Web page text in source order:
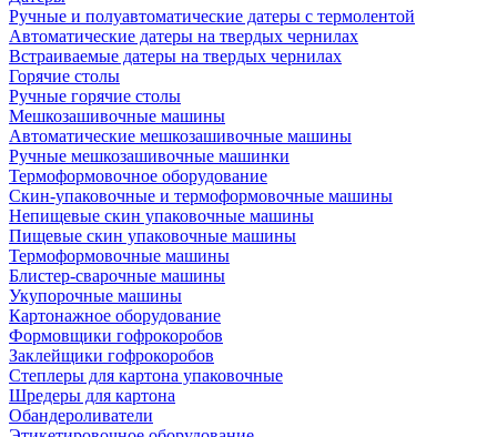
Ручные и полуавтоматические датеры с термолентой
Автоматические датеры на твердых чернилах
Встраиваемые датеры на твердых чернилах
Горячие столы
Ручные горячие столы
Мешкозашивочные машины
Автоматические мешкозашивочные машины
Ручные мешкозашивочные машинки
Термоформовочное оборудование
Скин-упаковочные и термоформовочные машины
Непищевые скин упаковочные машины
Пищевые скин упаковочные машины
Термоформовочные машины
Блистер-сварочные машины
Укупорочные машины
Картонажное оборудование
Формовщики гофрокоробов
Заклейщики гофрокоробов
Степлеры для картона упаковочные
Шредеры для картона
Обандероливатели